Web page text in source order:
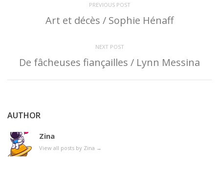
PREVIOUS POST
Art et décès / Sophie Hénaff
NEXT POST
De fâcheuses fiançailles / Lynn Messina
AUTHOR
Zina
View all posts by Zina →